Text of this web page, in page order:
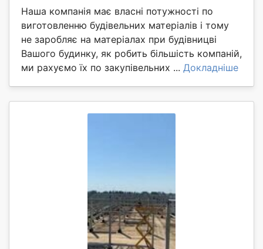
Наша компанія має власні потужності по
виготовленню будівельних матеріалів і тому
не заробляє на матеріалах при будівницві
Вашого будинку, як робить більшість компаній,
ми рахуємо їх по закупівельних ... Докладніше